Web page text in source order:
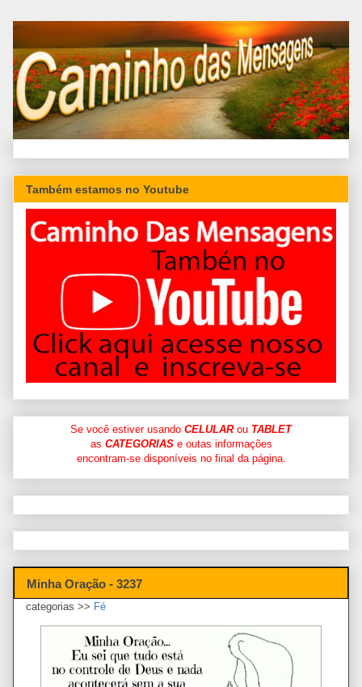
Também estamos no Youtube
Se você estiver usando CELULARou TABLET
as CATEGORIASe outas informações
encontram-se disponíveis no final da página.
Minha Oração - 3237
categorias >> Fé